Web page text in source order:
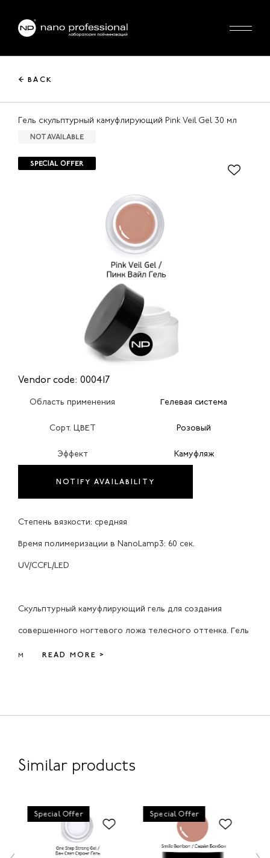
← BACK
Гель скульптурный камуфлирующий Pink Veil Gel 30 мл
NOT AVAILABLE
SPECIAL OFFER
Vendor code: 000417
Область применения Гелевая система
Сорт. ЦВЕТ Розовый
Эффект Камуфляж
NOTIFY AVAILABILITY
Степень вязкости: средняя
Время полимеризации в NanoLamp3: 60 сек.
UV/CCFL/LED
Скульптурный камуфлирующий гель для создания
совершенного ногтевого ложа телесного оттенка. Гель
м READ MORE >
Similar products
Special Offer Special Offer